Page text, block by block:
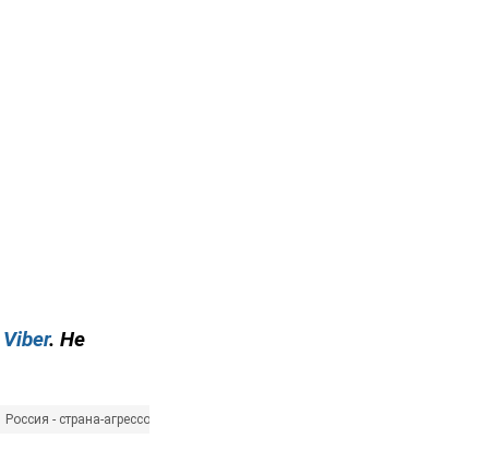
Viber. Не
Россия - страна-агрессор